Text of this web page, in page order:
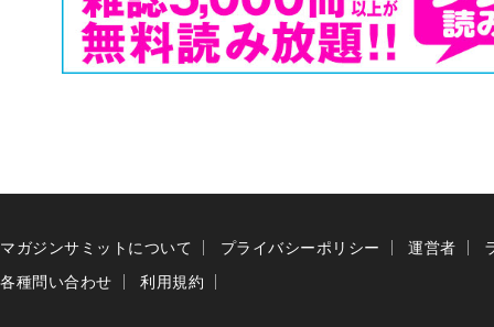
マガジンサミットについて プライバシーポリシー 運営者
各種問い合わせ
利用規約